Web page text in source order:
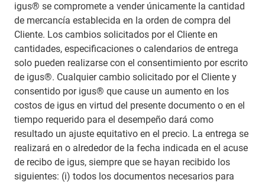
igus® se compromete a vender únicamente la cantidad
de mercancía establecida en la orden de compra del
Cliente. Los cambios solicitados por el Cliente en
cantidades, especificaciones o calendarios de entrega
solo pueden realizarse con el consentimiento por escrito
de igus®. Cualquier cambio solicitado por el Cliente y
consentido por igus® que cause un aumento en los
costos de igus en virtud del presente documento o en el
tiempo requerido para el desempeño dará como
resultado un ajuste equitativo en el precio. La entrega se
realizará en o alrededor de la fecha indicada en el acuse
de recibo de igus, siempre que se hayan recibido los
siguientes: (i) todos los documentos necesarios para